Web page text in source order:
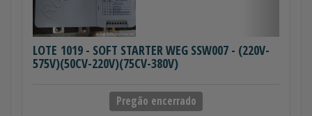
LOTE 1019 - SOFT STARTER WEG SSW007 - (220V-
575V)(50CV-220V)(75CV-380V)
Pregão encerrado